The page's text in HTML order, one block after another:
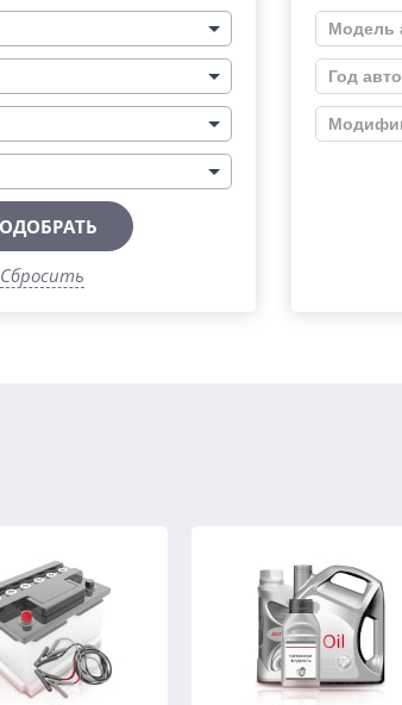
Сбросить
Модель
Год авто